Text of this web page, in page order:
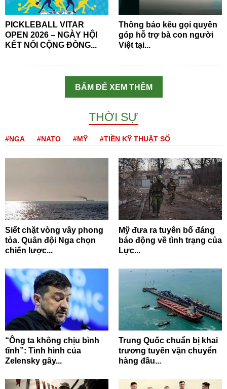
PICKLEBALL VITAR
OPEN 2026 – NGÀY HỘI
KẾT NỐI CỘNG ĐỒNG...
Thông báo kêu gọi quyên
góp hỗ trợ bà con người
Việt tại...
BẤM ĐỂ XEM THÊM
THỜI SỰ
#NGA #NATO #MỸ #TIỀN KỸ THUẬT SỐ
Siết chặt vòng vây phong
tỏa. Quân đội Nga chọn
chiến lược...
Mỹ đưa ra tuyên bố đáng
báo động về tình trạng của
Lực...
“Ông ta không chịu bình
tĩnh”: Tình hình của
Zelensky gây...
Trung Quốc chuẩn bị khai
trương tuyến vận chuyển
hàng đầu...